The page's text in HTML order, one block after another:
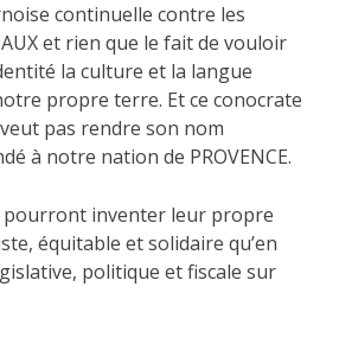
continuelle contre les
et rien que le fait de vouloir
la culture et la langue
propre terre. Et ce conocrate
pas rendre son nom
à notre nation de PROVENCE.
pourront inventer leur propre
équitable et solidaire qu’en
politique et fiscale sur